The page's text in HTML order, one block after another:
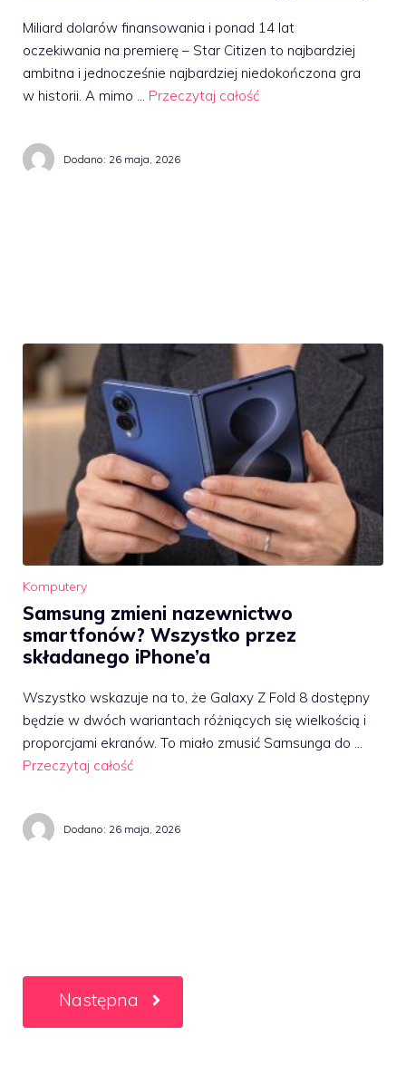
Miliard dolarów finansowania i ponad 14 lat
oczekiwania na premierę – Star Citizen to najbardziej
ambitna i jednocześnie najbardziej niedokończona gra
w historii. A mimo … Przeczytaj całość
Dodano: 26 maja, 2026
Komputery
Samsung zmieni nazewnictwo
smartfonów? Wszystko przez
składanego iPhone’a
Wszystko wskazuje na to, że Galaxy Z Fold 8 dostępny
będzie w dwóch wariantach różniących się wielkością i
proporcjami ekranów. To miało zmusić Samsunga do …
Przeczytaj całość
Dodano: 26 maja, 2026
Następna